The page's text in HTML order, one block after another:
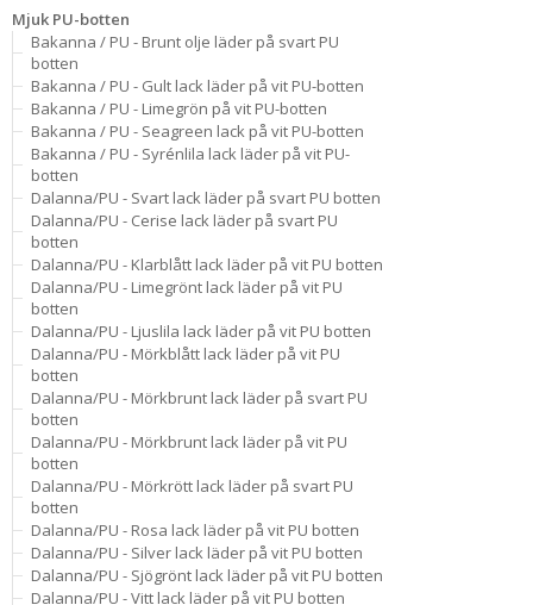
Mjuk PU-botten
Bakanna / PU - Brunt olje läder på svart PU
botten
Bakanna / PU - Gult lack läder på vit PU-botten
Bakanna / PU - Limegrön på vit PU-botten
Bakanna / PU - Seagreen lack på vit PU-botten
Bakanna / PU - Syrénlila lack läder på vit PU-
botten
Dalanna/PU - Svart lack läder på svart PU botten
Dalanna/PU - Cerise lack läder på svart PU
botten
Dalanna/PU - Klarblått lack läder på vit PU botten
Dalanna/PU - Limegrönt lack läder på vit PU
botten
Dalanna/PU - Ljuslila lack läder på vit PU botten
Dalanna/PU - Mörkblått lack läder på vit PU
botten
Dalanna/PU - Mörkbrunt lack läder på svart PU
botten
Dalanna/PU - Mörkbrunt lack läder på vit PU
botten
Dalanna/PU - Mörkrött lack läder på svart PU
botten
Dalanna/PU - Rosa lack läder på vit PU botten
Dalanna/PU - Silver lack läder på vit PU botten
Dalanna/PU - Sjögrönt lack läder på vit PU botten
Dalanna/PU - Vitt lack läder på vit PU botten